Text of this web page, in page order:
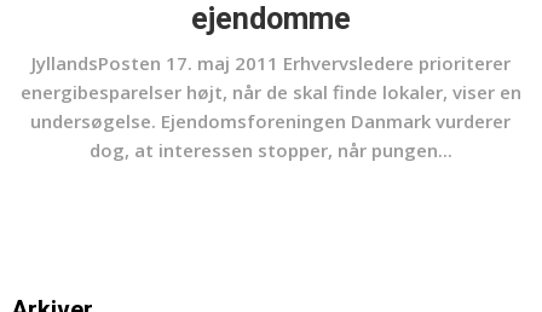
ejendomme
JyllandsPosten 17. maj 2011 Erhvervsledere prioriterer
energibesparelser højt, når de skal finde lokaler, viser en
undersøgelse. Ejendomsforeningen Danmark vurderer
dog, at interessen stopper, når pungen...